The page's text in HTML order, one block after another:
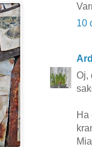
10
Oj,
Ha
Mia